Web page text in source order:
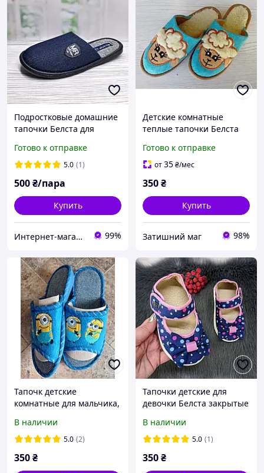
Подростковые домашние
тапочки Белста для
синие
Готово к отправке
5.0 (1)
500₴/пара
Купить
Интернет-магазин "ELEGRANTIK" 99%
Детские комнатные
теплые тапочки Белста
Готово к отправке
от35₴/мес
350₴
Купить
Затишний маг 98%
Тапочк детские
комнатные для мальчика,
В наличии
5.0 (2)
350₴
Тапочки детские для
девочки Белста закрытые
В наличии
5.0 (1)
350₴